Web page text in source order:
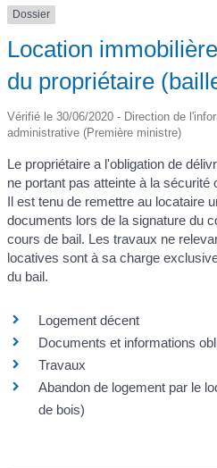
Dossier
Location
du propriétaire
Vérifié le 30/06/2020 - Direction de
administrative (Première ministre)
Le propriétaire a l'obligation de
ne portant pas atteinte à la sécurité
Il est tenu de remettre au locataire
documents lors de la signature du
cours de bail. Les travaux ne
locatives sont à sa charge
du bail.
Logement décent
Documents et informations
Travaux
Abandon de logement par le
de bois)